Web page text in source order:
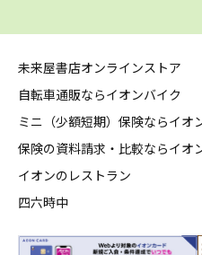
未来屋書店オンラインストア
自転車通販ならイオンバイク
ミニ（少額短期）保険ならイオ
保険の資料請求・比較ならイオ
イオンのレストラン
四六時中